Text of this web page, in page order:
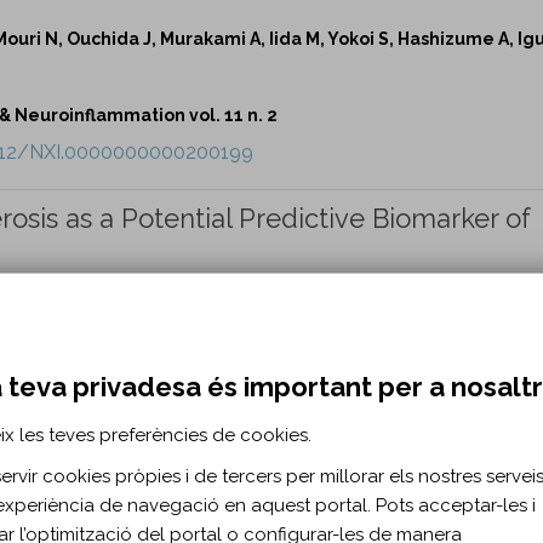
N, Ouchida J, Murakami A, Iida M, Yokoi S, Hashizume A,
Neuroinflammation vol. 11 n. 2
NXI.0000000000200199
as a Potential Predictive Biomarker of
AD 3rd, Pachner AR, Gilli F.
vol. 11 n. 2
NXI.0000000000200200
Plexus Explain Cognition and
M, Yudin Y, Tedone N, Biondi D, Rubin M, Rocca MA,
teva privadesa és important per a
les teves preferències de cookies.
cookies pròpies i de tercers per millorar els nostres
de navegació en aquest portal. Pots acceptar-les i
l’optimització del portal o configurar-les de manera